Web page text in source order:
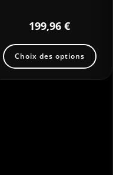
199,96€
Choix des options